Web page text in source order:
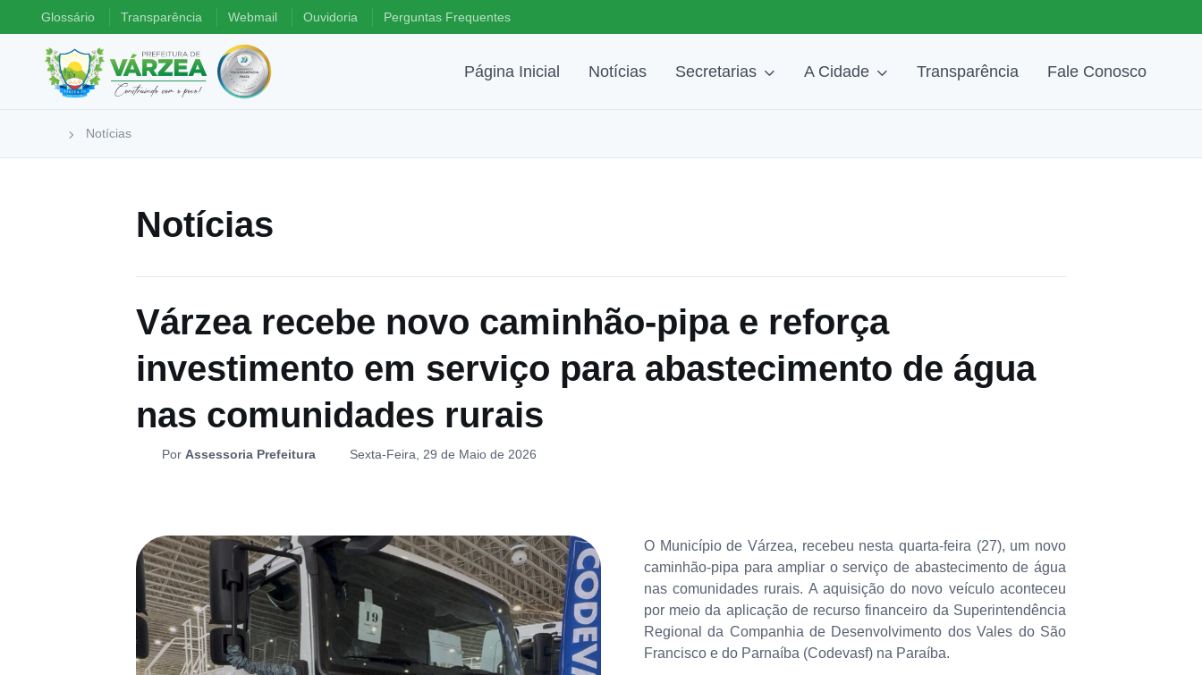
Glossário Transparência Webmail Ouvidoria Perguntas Frequentes
Página Inicial Notícias Secretarias A Cidade Transparência Fale Conosco
Notícias
Notícias
Várzea recebe novo caminhão-pipa e reforça
investimento em serviço para abastecimento de água
nas comunidades rurais
PorAssessoria Prefeitura Sexta-Feira, 29 de Maio de 2026
O Município de Várzea, recebeu nesta quarta-feira (27), um novo
caminhão-pipa para ampliar o serviço de abastecimento de água
nas comunidades rurais. A aquisição do novo veículo aconteceu
por meio da aplicação de recurso financeiro da Superintendência
Regional da Companhia de Desenvolvimento dos Vales do São
Francisco e do Parnaíba (Codevasf) na Paraíba.